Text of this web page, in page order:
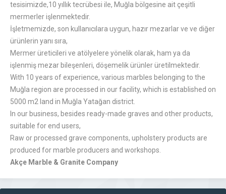
tesisimizde,10 yıllık tecrübesi ile, Muğla bölgesine ait çeşitli
mermerler işlenmektedir.
İşletmemizde, son kullanıcılara uygun, hazır mezarlar ve ve diğer
ürünlerin yanı sıra,
Mermer üreticileri ve atölyelere yönelik olarak, ham ya da
işlenmiş mezar bileşenleri, döşemelik ürünler üretilmektedir.
With 10 years of experience, various marbles belonging to the
Muğla region are processed in our facility, which is established on
5000 m2 land in Muğla Yatağan district.
In our business, besides ready-made graves and other products,
suitable for end users,
Raw or processed grave components, upholstery products are
produced for marble producers and workshops.
Akçe Marble & Granite Company